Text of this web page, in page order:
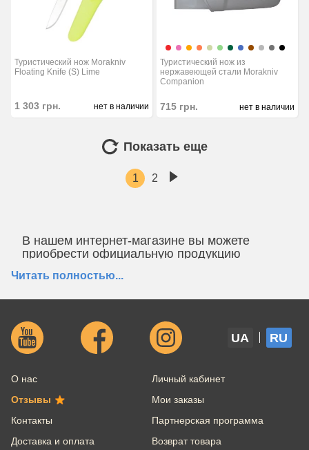
Туристический нож Morakniv
Floating Knife (S) Lime
1 303 грн. нет в наличии
Туристический нож из
нержавеющей стали Morakniv
Companion
715 грн. нет в наличии
Показать еще
1 2
В нашем интернет-магазине вы можете
приобрести официальную продукцию
возможностью предоставления документов;
Официальную гарантиюот производителя;
Выгодную цену - у нас действуют скидки,
производителя Morakniv;
Возможность предзаказа любого товара с
завода производителя;
или Online;
Возможность вернуть товар в течение 25 дней с
Читать полностью...
UA RU
О нас
Отзывы
Контакты
Доставка и оплата
Личный кабинет
Мои заказы
Партнерская программа
Возврат товара